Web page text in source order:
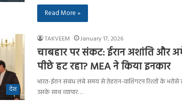
Read More »
देश
TAKVEEM January 17, 2026
चाबहार पर संकट: ईरान अशांति और
पीछे हट रहा? MEA ने किया इनकार
भारत-ईरान संबंध लंबे समय से तेहरान-वाशिंगटन रिश्तों के भरोसे
उसके साथ व्यापार…